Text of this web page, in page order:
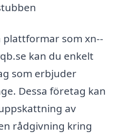
plattformar som xn--
kan du enkelt
som erbjuder
Dessa företag kan
av
rådgivning kring